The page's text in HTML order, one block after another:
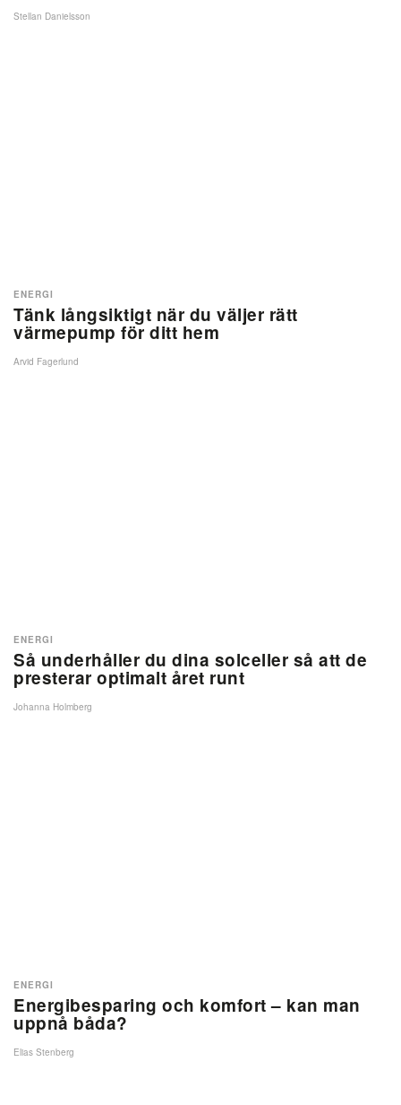
Stellan Danielsson
Tänk långsiktigt när du väljer rätt
värmepump för ditt hem
ENERGI
Arvid Fagerlund
Så underhåller du dina solceller så att de
presterar optimalt året runt
ENERGI
Johanna Holmberg
Energibesparing och komfort – kan man
uppnå båda?
ENERGI
Elias Stenberg